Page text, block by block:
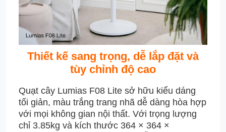
Thiết kế sang trọng, dễ lắp đặt và
tùy chỉnh độ cao
Quạt cây Lumias F08 Lite sở hữu kiểu dáng
tối giản, màu trắng trang nhã dễ dàng hòa hợp
với mọi không gian nội thất. Với trọng lượng
chỉ 3.85kg và kích thước 364 × 364 ×